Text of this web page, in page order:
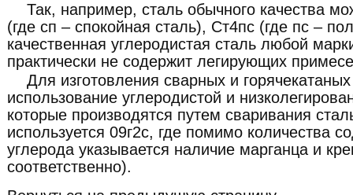
Так, например, сталь обычного качества
(где сп – спокойная сталь), Ст4пс (где пс –
качественная углеродистая сталь любой
практически не содержит легирующих
Для изготовления сварных и
использование углеродистой и
которые производятся путем сваривания
используется 09г2с, где помимо количества
углерода указывается наличие марганца и
соответственно).